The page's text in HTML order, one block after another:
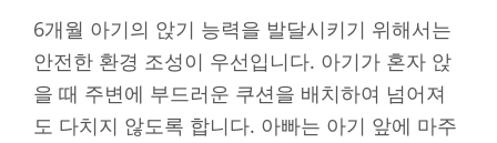
6개월 아기의 앉기 능력을 발달시키기 위해서는
안전한 환경 조성이 우선입니다. 아기가 혼자 앉
을 때 주변에 부드러운 쿠션을 배치하여 넘어져
도 다치지 않도록 합니다. 아빠는 아기 앞에 마주